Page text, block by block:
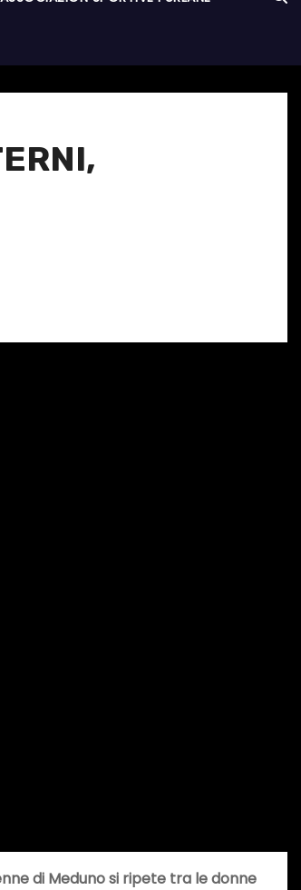
di Meduno si ripete tra le donne